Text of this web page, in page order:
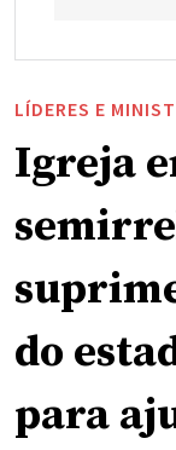
LÍDERES E
Igreja
do
para